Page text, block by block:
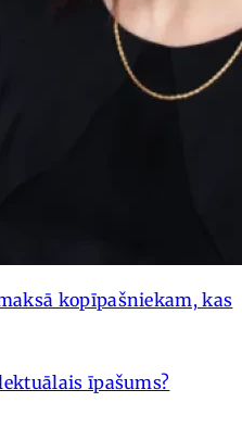
kopīpašniekam, kas
īpašums?